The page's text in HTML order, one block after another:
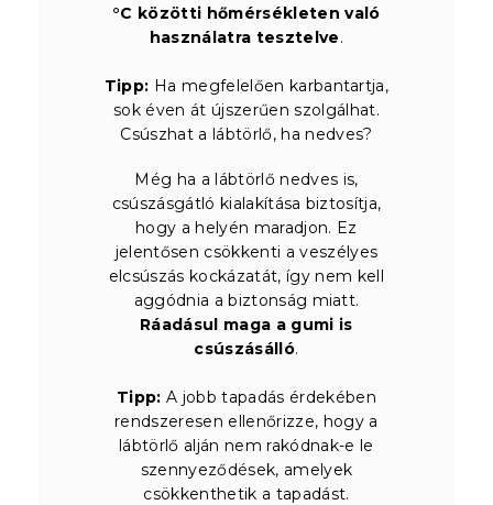
°C közötti hőmérsékleten való
használatra tesztelve.
Tipp: Ha megfelelően karbantartja,
sok éven át újszerűen szolgálhat.
Csúszhat a lábtörlő, ha nedves?
Még ha a lábtörlő nedves is,
csúszásgátló kialakítása biztosítja,
hogy a helyén maradjon. Ez
jelentősen csökkenti a veszélyes
elcsúszás kockázatát, így nem kell
aggódnia a biztonság miatt.
Ráadásul maga a gumi is
csúszásálló.
Tipp: A jobb tapadás érdekében
rendszeresen ellenőrizze, hogy a
lábtörlő alján nem rakódnak-e le
szennyeződések, amelyek
csökkenthetik a tapadást.